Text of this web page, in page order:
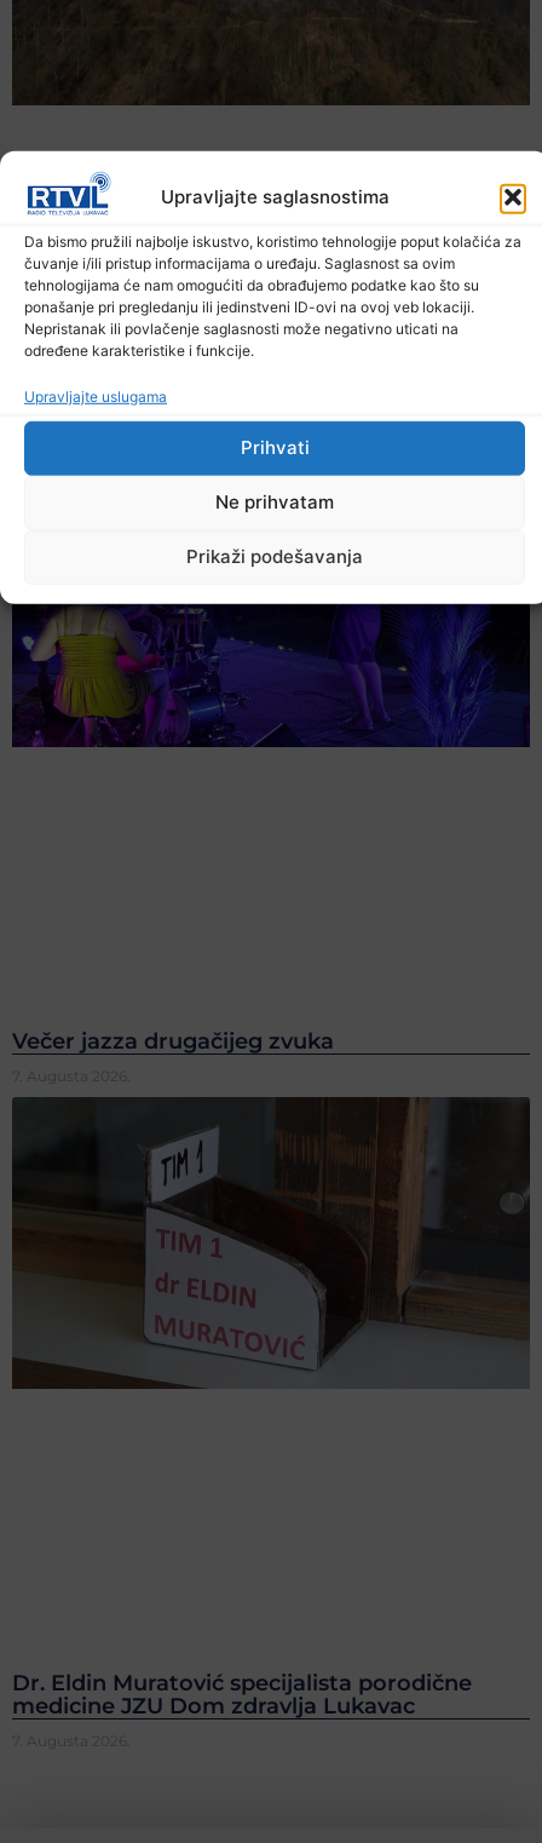
Upravljajte saglasnostima
Da bismo pružili najbolje iskustvo, koristimo tehnologije poput kolačića za
čuvanje i/ili pristup informacijama o uređaju. Saglasnost sa ovim
tehnologijama će nam omogućiti da obrađujemo podatke kao što su
ponašanje pri pregledanju ili jedinstveni ID-ovi na ovoj veb lokaciji.
Nepristanak ili povlačenje saglasnosti može negativno uticati na
određene karakteristike i funkcije.
Upravljajte uslugama
Prihvati
Ne prihvatam
Prikaži podešavanja
U TK povećan broj požara
Večer jazza drugačijeg zvuka
7. Augusta 2026.
Dr. Eldin Muratović specijalista porodične
medicine JZU Dom zdravlja Lukavac
7. Augusta 2026.